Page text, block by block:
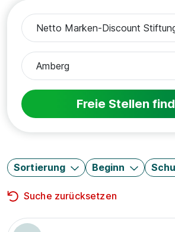
Freie Stellen
Sortierung Beginn
Suche zurücksetzen